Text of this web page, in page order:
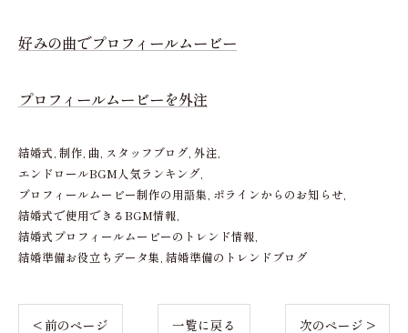
好みの曲でプロフィールムービー
プロフィールムービーを外注
結婚式 制作 曲 スタッフブログ 外注
エンドロールBGM人気ランキング
プロフィールムービー制作の用語集 ポラインからのお知らせ
結婚式で使用できるBGM情報
結婚式プロフィールムービーのトレンド情報
結婚準備お役立ちデータ集 結婚準備のトレンドブログ
< 前のページ 一覧に戻る 次のページ >